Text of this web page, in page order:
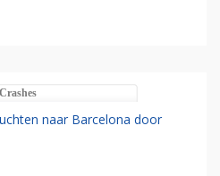
Crashes
naar Barcelona door